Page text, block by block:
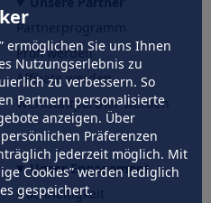
ermöglichen Sie uns Ihnen
Nutzungserlebnis zu
zu verbessern. So
Partnern personalisierte
anzeigen. Über
Präferenzen
jederzeit möglich. Mit
Cookies” werden lediglich
gespeichert.
Partnerprogramm
Profi werden
Affiliate werden
Werkstattpartner werden
Unser Engagement
Nachhaltigkeit